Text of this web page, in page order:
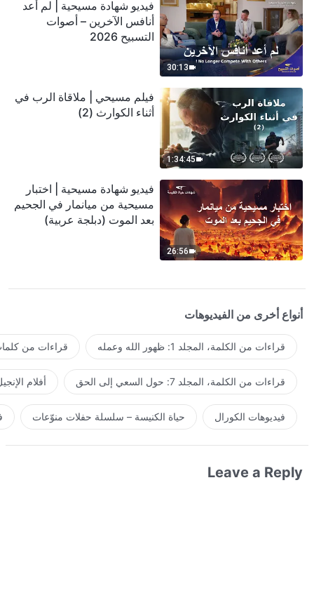
30:13
فيديو شهادة مسيحية | لم أعد
أنافس الآخرين – أصوات
التسبيح 2026
1:34:45
فيلم مسيحي | ملاقاة الرب في
أثناء الكوارث (2)
26:56
فيديو شهادة مسيحية | اختبار
مسيحية من ميانمار في الجحيم
بعد الموت (دبلجة عربية)
أنواع أخرى من الفيديوهات
قراءات من الكلمة، المجلد 1: ظهور الله وعمله قراءات من
قراءات من الكلمة، المجلد 7: حول السعي إلى الحق أفلام
فيديوهات الكورال حياة الكنيسة – سلسلة حفلات منوّعات
Leave a Reply